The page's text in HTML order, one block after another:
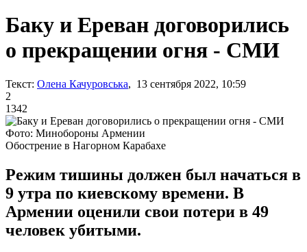
Баку и Ереван договорились
о прекращении огня - СМИ
Текст: Олена Качуровська, 13 сентября 2022, 10:59
2
1342
Фото: Минобороны Армении
Обострение в Нагорном Карабахе
Режим тишины должен был начаться в
9 утра по киевскому времени. В
Армении оценили свои потери в 49
человек убитыми.